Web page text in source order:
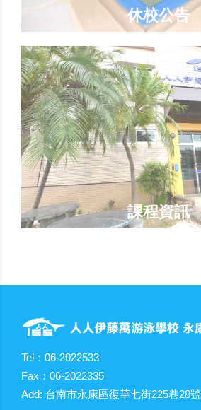
休校公告
課程資訊
Tel：06-2022533
Fax：06-2022335
Add: 台南市永康區復華七街225巷28號